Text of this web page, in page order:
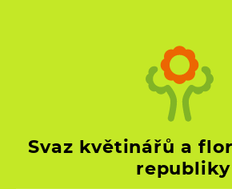
Svaz květinářů a
republiky